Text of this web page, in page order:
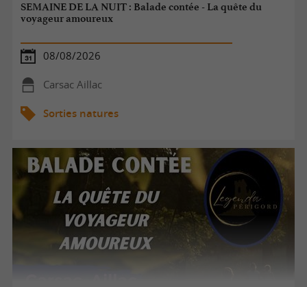
SEMAINE DE LA NUIT : Balade contée - La quête du
voyageur amoureux
08/08/2026
Carsac Aillac
Sorties natures